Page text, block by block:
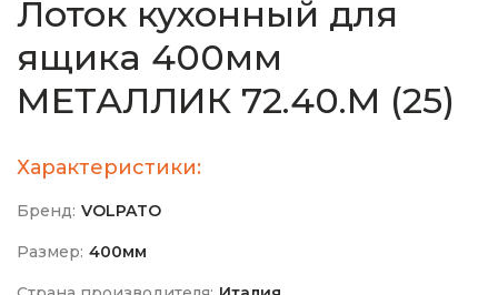
Лоток кухонный для
ящика 400мм
МЕТАЛЛИК 72.40.M (25)
Характеристики:
Бренд: VOLPATO
Размер: 400мм